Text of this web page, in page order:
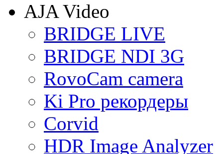
AJA Video
BRIDGE LIVE
BRIDGE NDI 3G
RovoCam camera
Ki Pro рекордеры
Corvid
HDR Image Analyzer